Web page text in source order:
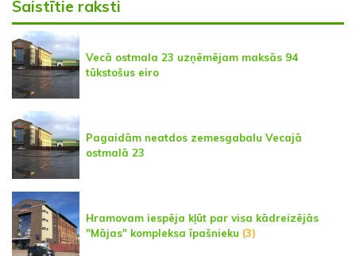
Saistītie raksti
Vecā ostmala 23 uzņēmējam maksās 94
tūkstošus eiro
Pagaidām neatdos zemesgabalu Vecajā
ostmalā 23
Hramovam iespēja kļūt par visa kādreizējās
"Mājas" kompleksa īpašnieku (3)